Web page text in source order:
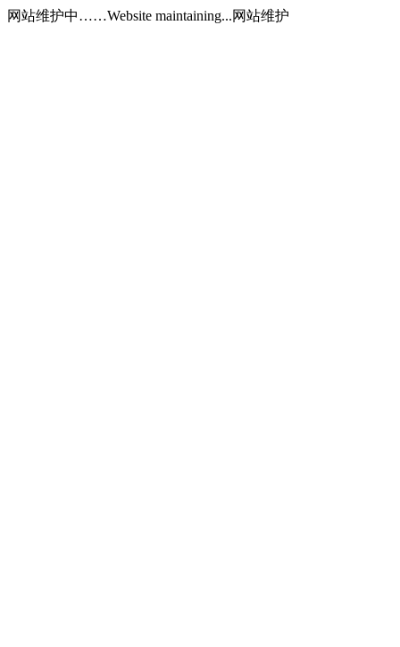
网站维护中……Website maintaining...网站维护